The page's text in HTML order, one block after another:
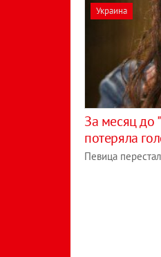
Украина
За месяц до
потеряла
Певица